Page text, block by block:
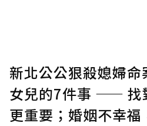
新北公公狠殺媳婦
女兒的7件事 —— 找
更重要；婚姻不幸